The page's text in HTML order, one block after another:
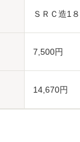
ＳＲＣ造1
7,500円
14,670円